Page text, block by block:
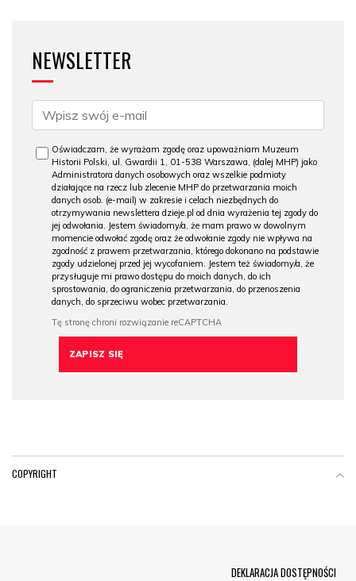
NEWSLETTER
Oświadczam, że wyrażam zgodę oraz upoważniam Muzeum
Historii Polski, ul. Gwardii 1, 01-538 Warszawa, (dalej MHP) jako
Administratora danych osobowych oraz wszelkie podmioty
działające na rzecz lub zlecenie MHP do przetwarzania moich
danych osob. (e-mail) w zakresie i celach niezbędnych do
otrzymywania newslettera dzieje.pl od dnia wyrażenia tej zgody do
jej odwołania. Jestem świadomy/a, że mam prawo w dowolnym
momencie odwołać zgodę oraz że odwołanie zgody nie wpływa na
zgodność z prawem przetwarzania, którego dokonano na podstawie
zgody udzielonej przed jej wycofaniem. Jestem też świadomy/a, że
przysługuje mi prawo dostępu do moich danych, do ich
sprostowania, do ograniczenia przetwarzania, do przenoszenia
danych, do sprzeciwu wobec przetwarzania.
COPYRIGHT
DEKLARACJA DOSTĘPNOŚCI